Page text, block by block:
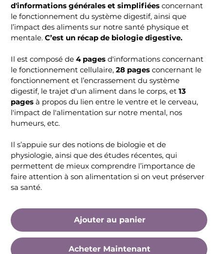
d'informations générales et simplifiées concernant
le fonctionnement du système digestif, ainsi que
l’impact des aliments sur notre santé physique et
mentale.C’est un récap de biologie digestive.
Il est composé de4 pages d'informations concernant
le fonctionnement cellulaire,28 pages concernant le
fonctionnement et l’encrassement du système
digestif, le trajet d'un aliment dans le corps, et13
pages à propos du lien entre le ventre et le cerveau,
l'impact de l'alimentation sur notre mental, nos
humeurs, etc.
Il s’appuie sur des notions de biologie et de
physiologie, ainsi que des études récentes, qui
permettent de mieux comprendre l’importance de
faire attention à son alimentation si on veut préserver
sa santé.
Ajouter au panier
Acheter Maintenant